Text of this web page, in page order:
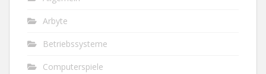
Arbyte
Betriebssysteme
Computerspiele